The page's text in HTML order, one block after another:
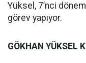
Yüksel, 7’nci
görev yapıyor.
GÖKHAN YÜKSEL